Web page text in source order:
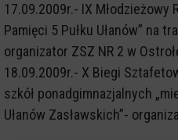
17.09.2009r.- IX Młodzieżowy
Pamięci 5 Pułku Ułanów” na
organizator ZSZ NR 2 w
18.09.2009r.- X Biegi
szkół ponadgimnazjalnych
Ułanów Zasławskich”-